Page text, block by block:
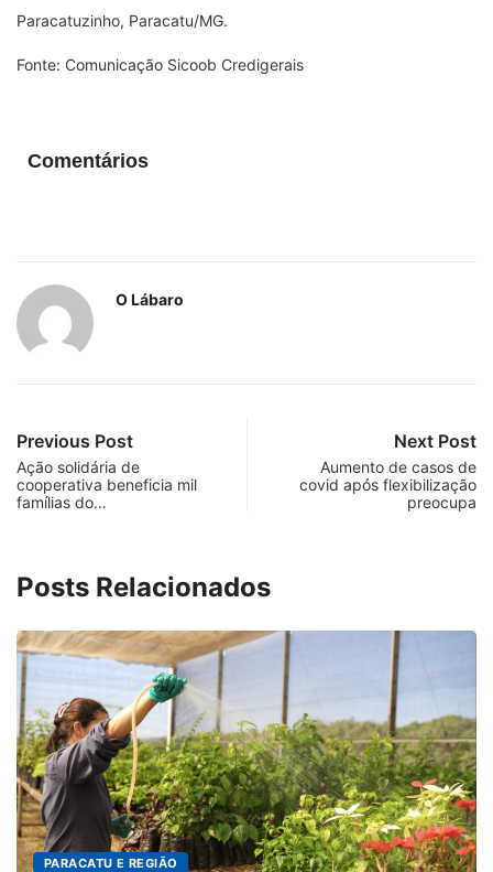
Paracatuzinho, Paracatu/MG.
Fonte: Comunicação Sicoob Credigerais
Comentários
O Lábaro
Previous Post
Ação solidária de
cooperativa beneficia mil
famílias do…
Next Post
Aumento de casos de
covid após flexibilização
preocupa
Posts Relacionados
PARACATU E REGIÃO